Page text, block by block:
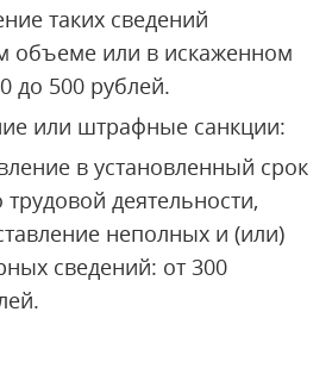
таких сведений
объеме или в искаженном
до 500 рублей.
или штрафные санкции:
в установленный срок
деятельности,
неполных и (или)
сведений: от 300